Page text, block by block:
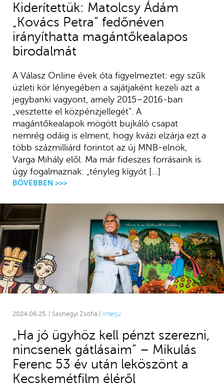
Kiderítettük: Matolcsy Ádám
„Kovács Petra” fedőnéven
irányíthatta magántőkealapos
birodalmát
A Válasz Online évek óta figyelmeztet: egy szűk
üzleti kör lényegében a sajátjaként kezeli azt a
jegybanki vagyont, amely 2015–2016-ban
„vesztette el közpénzjellegét”. A
magántőkealapok mögött bujkáló csapat
nemrég odáig is elment, hogy kvázi elzárja ezt a
több százmilliárd forintot az új MNB-elnök,
Varga Mihály elől. Ma már fideszes forrásaink is
úgy fogalmaznak: „tényleg kígyót […]
BŐVEBBEN >>>
2024.06.25. | Sashegyi Zsófia | Interjú
„Ha jó ügyhöz kell pénzt szerezni,
nincsenek gátlásaim” – Mikulás
Ferenc 53 év után leköszönt a
Kecskemétfilm éléről